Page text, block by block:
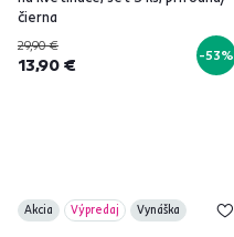
čierna
29,90 €
13,90 € -53%
Akcia Výpredaj Vynáška